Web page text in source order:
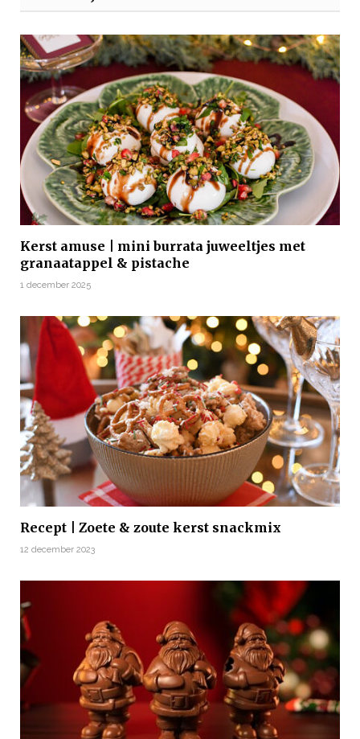
Kerst amuse | mini burrata juweeltjes met
granaatappel & pistache
1 december 2025
Recept | Zoete & zoute kerst snackmix
12 december 2023